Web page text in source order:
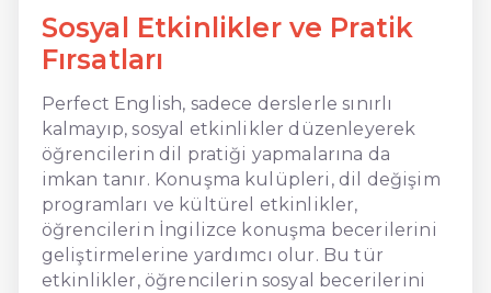
Sosyal Etkinlikler ve Pratik
Fırsatları
Perfect English, sadece derslerle sınırlı
kalmayıp, sosyal etkinlikler düzenleyerek
öğrencilerin dil pratiği yapmalarına da
imkan tanır. Konuşma kulüpleri, dil değişim
programları ve kültürel etkinlikler,
öğrencilerin İngilizce konuşma becerilerini
geliştirmelerine yardımcı olur. Bu tür
etkinlikler, öğrencilerin sosyal becerilerini